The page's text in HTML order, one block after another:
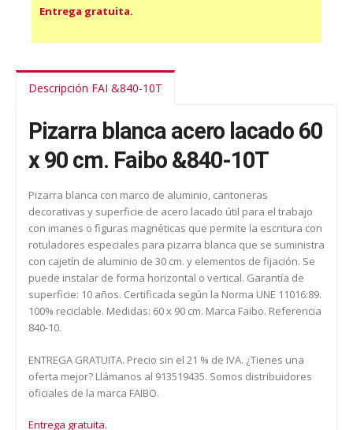
Entrega gratuita.
Descripción FAI &840-10T
Pizarra blanca acero lacado 60
x 90 cm. Faibo &840-10T
Pizarra blanca con marco de aluminio, cantoneras
decorativas y superficie de acero lacado útil para el trabajo
con imanes o figuras magnéticas que permite la escritura con
rotuladores especiales para pizarra blanca que se suministra
con cajetín de aluminio de 30 cm. y elementos de fijación. Se
puede instalar de forma horizontal o vertical. Garantía de
superficie: 10 años. Certificada según la Norma UNE 11016:89.
100% reciclable. Medidas: 60 x 90 cm. Marca Faibo. Referencia
840-10.
ENTREGA GRATUITA. Precio sin el 21 % de IVA. ¿Tienes una
oferta mejor? Llámanos al 913519435. Somos distribuidores
oficiales de la marca FAIBO.
Entrega gratuita.